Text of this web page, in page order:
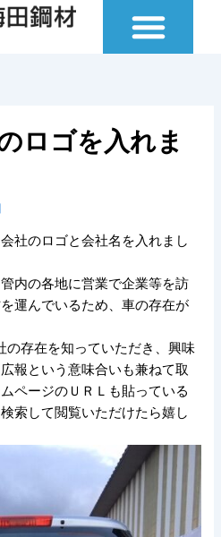
ロゴを入れま
社のロゴと会社名を入れまし
内の各地に営業で企業等を訪
運んでいるため、車の存在が
存在を知っていただき、興味
報という意味合いも兼ねて取
ページのＵＲＬも貼っている
索して閲覧いただけたら嬉し